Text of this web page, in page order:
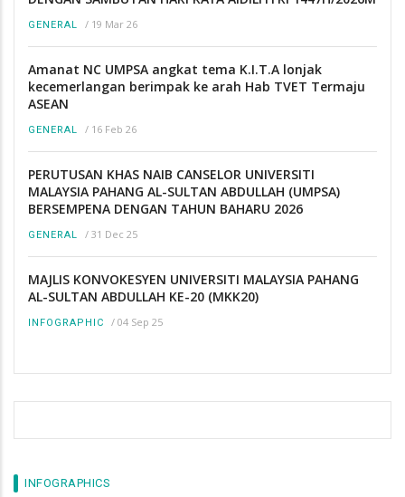
GENERAL / 19 Mar 26
Amanat NC UMPSA angkat tema K.I.T.A lonjak
kecemerlangan berimpak ke arah Hab TVET Termaju
ASEAN
GENERAL / 16 Feb 26
PERUTUSAN KHAS NAIB CANSELOR UNIVERSITI
MALAYSIA PAHANG AL-SULTAN ABDULLAH (UMPSA)
BERSEMPENA DENGAN TAHUN BAHARU 2026
GENERAL / 31 Dec 25
MAJLIS KONVOKESYEN UNIVERSITI MALAYSIA PAHANG
AL-SULTAN ABDULLAH KE-20 (MKK20)
INFOGRAPHIC / 04 Sep 25
INFOGRAPHICS